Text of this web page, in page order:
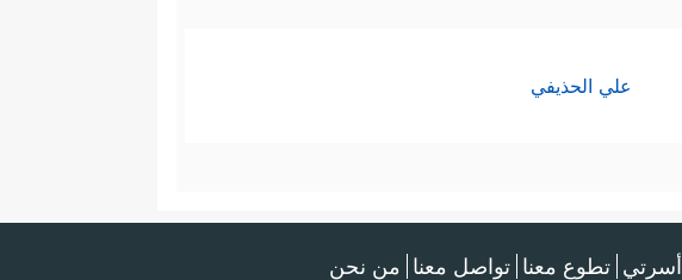
علي الحذيفي
تطوع معنا تواصل معنا من نحن